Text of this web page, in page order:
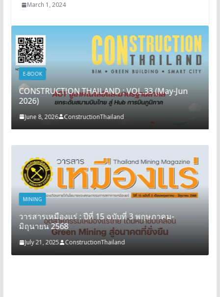
March 1, 2024
E-BOOK
CONSTRUCTION THAILAND : VOL.33 (May-Jun
2026)
June 8, 2026 ConstructionThailand
MINING
วารสารเหมืองแร่ : ปีที่ 15 ฉบับที่ 3 พฤษภาคม-
มิถุนายน 2568
July 21, 2025 ConstructionThailand